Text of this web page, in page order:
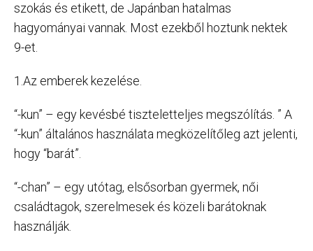
szokás és etikett, de Japánban hatalmas
hagyományai vannak. Most ezekből hoztunk nektek
9-et.
1.Az emberek kezelése.
“-kun” – egy kevésbé tiszteletteljes megszólítás. ” A
“-kun” általános használata megközelítőleg azt jelenti,
hogy “barát”.
“-chan” – egy utótag, elsősorban gyermek, női
családtagok, szerelmesek és közeli barátoknak
használják.